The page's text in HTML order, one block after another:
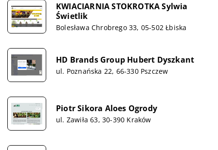
KWIACIARNIA STOKROTKA Sylwia
Świetlik
Bolesława Chrobrego 33, 05-502 Łbiska
HD Brands Group Hubert Dyszkant
ul. Poznańska 22, 66-330 Pszczew
Piotr Sikora Aloes Ogrody
ul. Zawiła 63, 30-390 Kraków